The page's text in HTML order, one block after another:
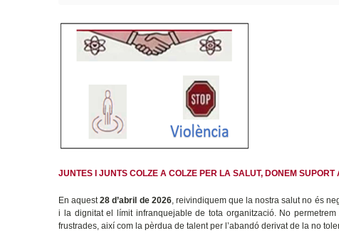
JUNTES I JUNTS COLZE A COLZE PER LA SALUT, DONEM SUPORT
En aquest28 d’abril de 2026, reivindiquem que la nostra salut no és
i la dignitat el límit infranquejable de tota organització. No
frustrades, així com la pèrdua de talent per l’abandó derivat de la no